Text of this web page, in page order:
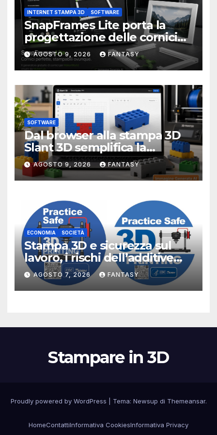
INTERNET STAMPA 3D SOFTWARE
SnapFrames Lite porta la
progettazione delle cornici
personalizzate direttamente
nel browser
AGOSTO 9, 2026 FANTASY
SOFTWARE
Dal browser alla stampa 3D
Slant 3D semplifica la
creazione di mattoncini
compatibili LEGO
AGOSTO 9, 2026 FANTASY
ECONOMIA SOCIETÀ
Stampa 3D e sicurezza sul
lavoro, i rischi dell’additive
manufacturing secondo
NIOSH
AGOSTO 7, 2026 FANTASY
Stampare in 3D
Proudly powered by WordPress Tema: Newsup di Themeansar.
HomeContattiInformativa CookiesInformativa Privacy